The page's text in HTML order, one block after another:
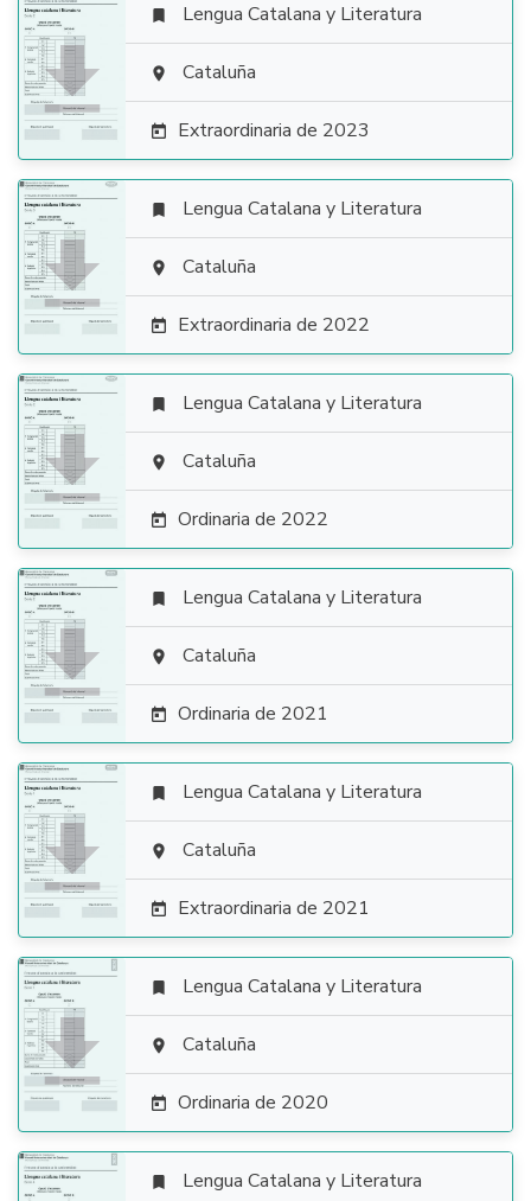

 Lengua Catalana y Literatura
 Cataluña
 Extraordinaria de 2023

 Lengua Catalana y Literatura
 Cataluña
 Extraordinaria de 2022

 Lengua Catalana y Literatura
 Cataluña
 Ordinaria de 2022

 Lengua Catalana y Literatura
 Cataluña
 Ordinaria de 2021

 Lengua Catalana y Literatura
 Cataluña
 Extraordinaria de 2021

 Lengua Catalana y Literatura
 Cataluña
 Ordinaria de 2020
 Lengua Catalana y Literatura